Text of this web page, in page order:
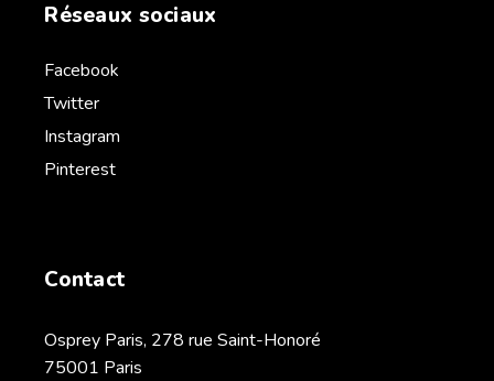
Réseaux sociaux
Facebook
Twitter
Instagram
Pinterest
Contact
Osprey Paris, 278 rue Saint-Honoré
75001 Paris